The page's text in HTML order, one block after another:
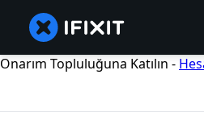
Onarım Topluluğuna Katılın -